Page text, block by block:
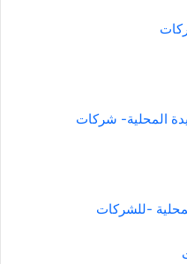
المحلية- شركات
-للشركات